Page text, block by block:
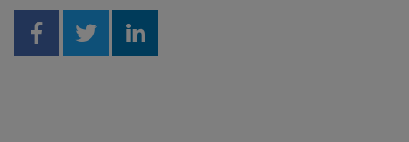
Share on Facebook
Share on Twitter
Share on Linkedin